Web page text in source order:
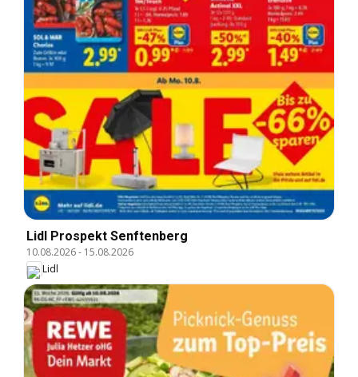
Lidl Prospekt Senftenberg
10.08.2026- 15.08.2026
Lidl